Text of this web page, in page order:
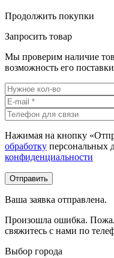
Продолжить покупки
Запросить товар
Мы проверим наличие
возможность его
Нажимая на кнопку
обработку персональных
конфиденциальности
Ваша заявка отправлена.
Произошла ошибка.
свяжитесь с нами по
Выбор города